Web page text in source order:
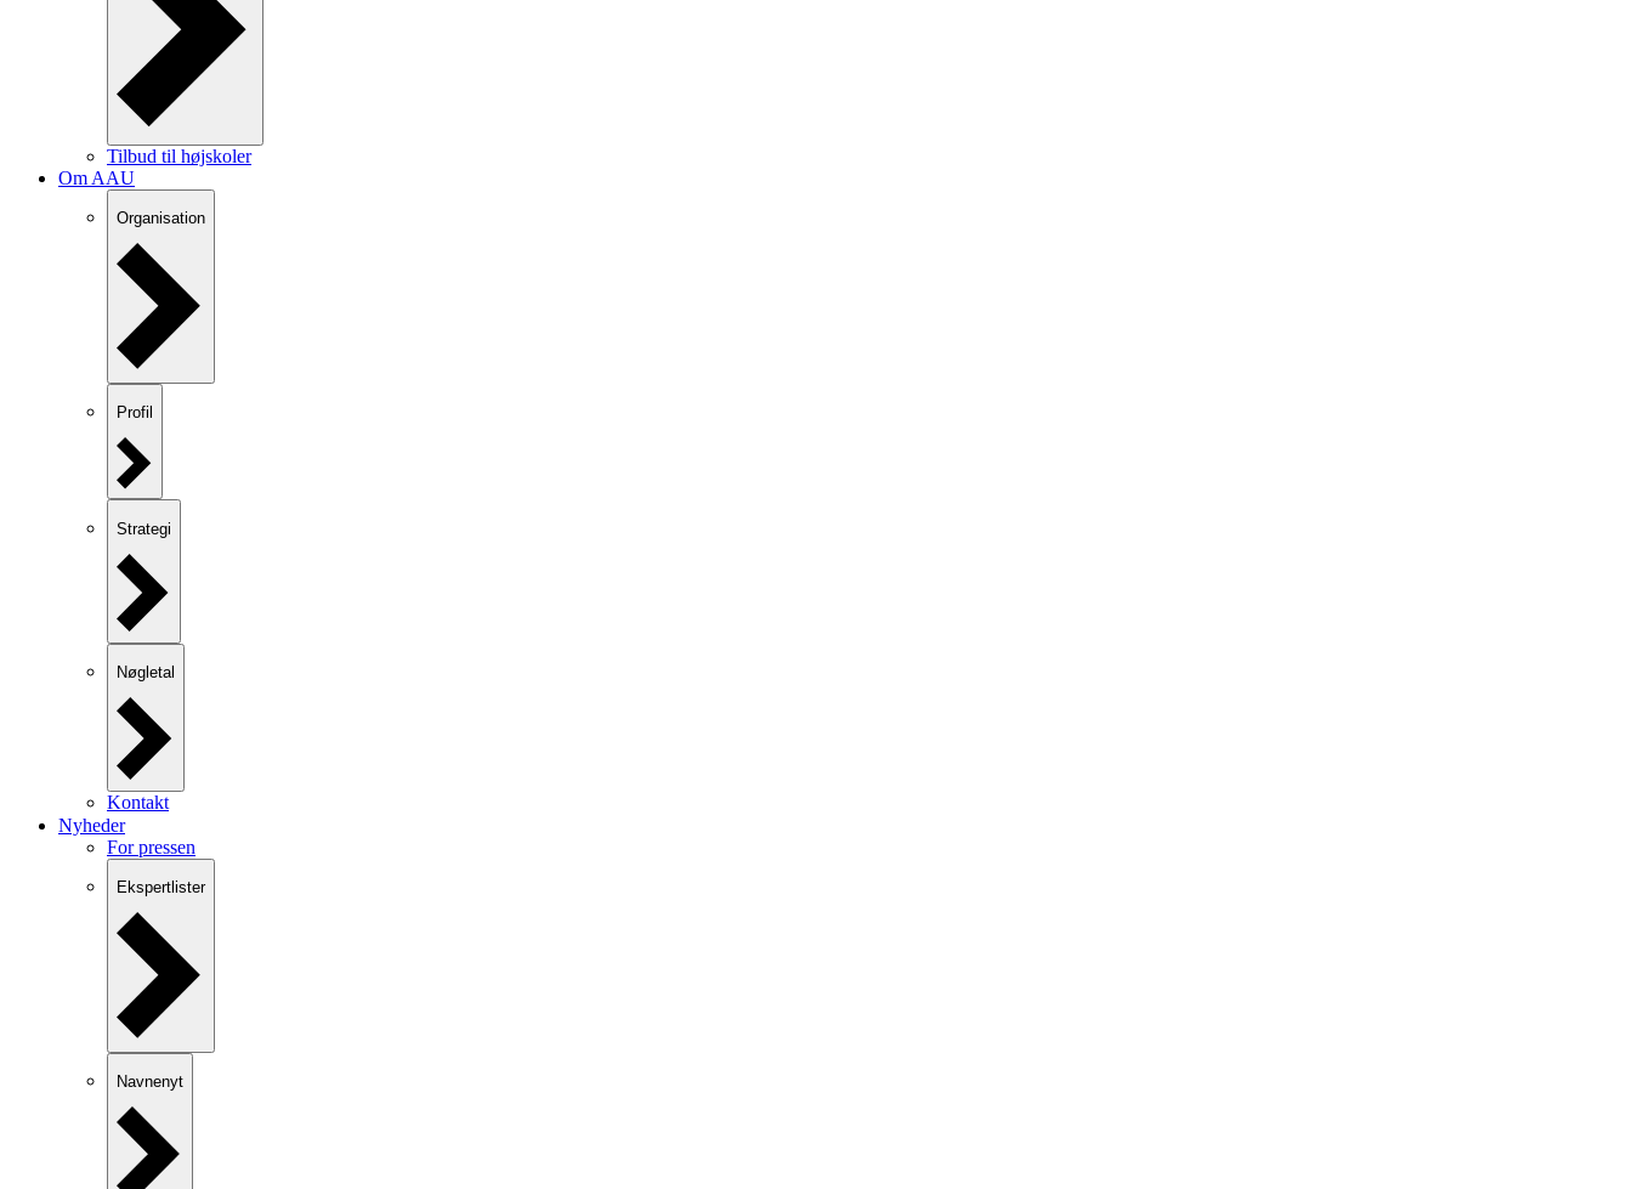
Tilbud til højskoler
Om AAU
Organisation
Profil
Strategi
Nøgletal
Kontakt
Nyheder
For pressen
Ekspertlister
Navnenyt